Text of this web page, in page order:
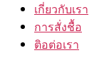
เกี่ยวกับเรา
การสั่งชื้อ
ติอต่อเรา